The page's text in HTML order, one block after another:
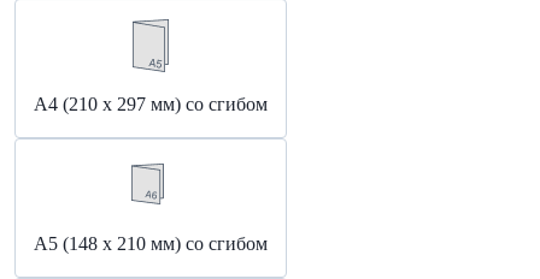
А4 (210 х 297 мм) со сгибом
А5 (148 x 210 мм) со сгибом